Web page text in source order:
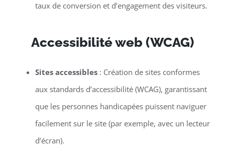
taux de conversion et d’engagement des visiteurs.
Accessibilité web (WCAG)
Sites accessibles: Création de sites conformes
aux standards d’accessibilité (WCAG), garantissant
que les personnes handicapées puissent naviguer
facilement sur le site (par exemple, avec un lecteur
d’écran).